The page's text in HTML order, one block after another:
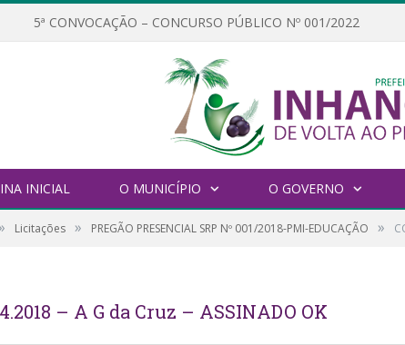
5ª CONVOCAÇÃO – CONCURSO PÚBLICO Nº 001/2022
INICIAL O MUNICÍPIO O GOVERNO
Licitações » PREGÃO PRESENCIAL SRP Nº 001/2018-PMI-EDUCAÇÃO »
– A G da Cruz – ASSINADO OK